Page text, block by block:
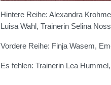
Hintere Reihe: Alexandra
Luisa Wahl, Trainerin Selina
Vordere Reihe: Finja Wasem,
Es fehlen: Trainerin Lea